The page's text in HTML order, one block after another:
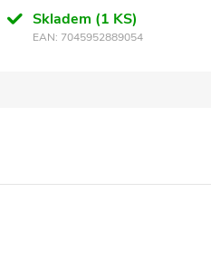
Skladem (1 KS)
EAN: 7045952889054